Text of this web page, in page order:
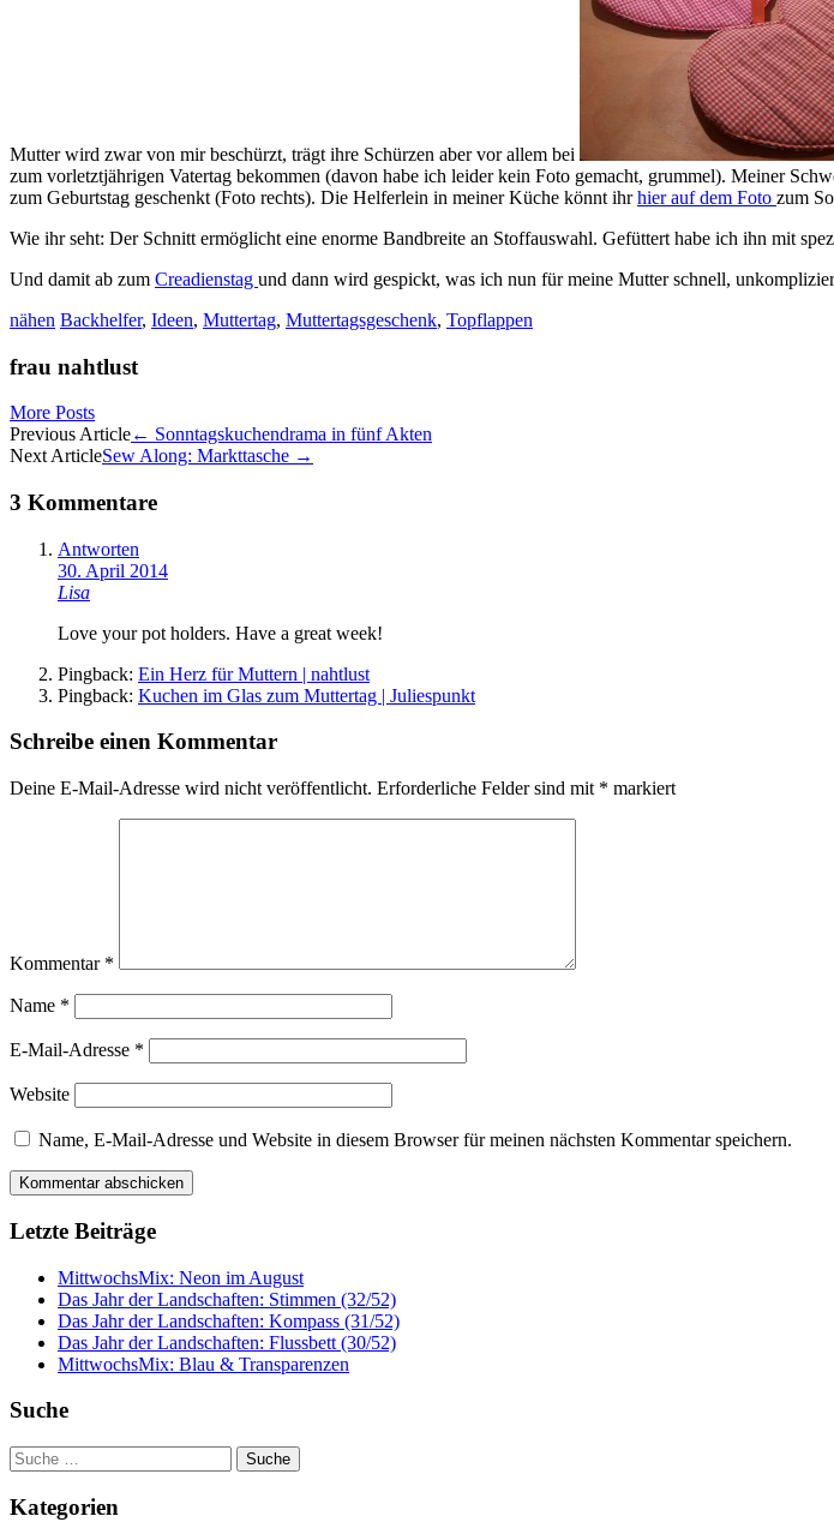
Mutter wird zwar von mir beschürzt, trägt ihre Schürzen aber vor allem bei
zum vorletztjährigen Vatertag bekommen (davon habe ich leider kein Foto gemacht, grummel). Meiner
zum Geburtstag geschenkt (Foto rechts). Die Helferlein in meiner Küche könnt ihrhier auf dem Foto zum
Wie ihr seht: Der Schnitt ermöglicht eine enorme Bandbreite an Stoffauswahl. Gefüttert habe ich ihn mit
Und damit ab zum Creadienstag und dann wird gespickt, was ich nun für meine Mutter schnell,
nähen Backhelfer, Ideen, Muttertag, Muttertagsgeschenk, Topflappen
frau nahtlust
More Posts
Artikel-
Navigation
Previous Article← Sonntagskuchendrama in fünf Akten
Next ArticleSew Along: Markttasche →
3 Kommentare
Antworten
30. April 2014
Lisa
Love your pot holders. Have a great week!
Pingback: Ein Herz für Muttern | nahtlust
Pingback: Kuchen im Glas zum Muttertag | Juliespunkt
Schreibe einen Kommentar
Deine E-Mail-Adresse wird nicht veröffentlicht. Erforderliche Felder sind mit * markiert
Kommentar *
Name *
E-Mail-Adresse *
Website
Name, E-Mail-Adresse und Website in diesem Browser für meinen nächsten Kommentar speichern.
Letzte Beiträge
MittwochsMix: Neon im August
Das Jahr der Landschaften: Stimmen (32/52)
Das Jahr der Landschaften: Kompass (31/52)
Das Jahr der Landschaften: Flussbett (30/52)
MittwochsMix: Blau & Transparenzen
Suche
Suche
nach:
Kategorien